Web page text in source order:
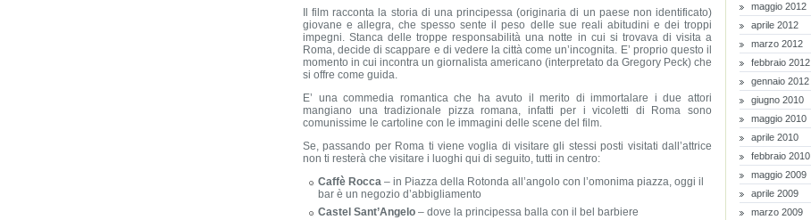
Il film racconta la storia di una principessa (originaria di un paese non identificato)
giovane e allegra, che spesso sente il peso delle sue reali abitudini e dei troppi
impegni. Stanca delle troppe responsabilità una notte in cui si trovava di visita a
Roma, decide di scappare e di vedere la città come un’incognita. E’ proprio questo il
momento in cui incontra un giornalista americano (interpretato da Gregory Peck) che
si offre come guida.
E’ una commedia romantica che ha avuto il merito di immortalare i due attori
mangiano una tradizionale pizza romana, infatti per i vicoletti di Roma sono
comunissime le cartoline con le immagini delle scene del film.
Se, passando per Roma ti viene voglia di visitare gli stessi posti visitati dall’attrice
non ti resterà che visitare i luoghi qui di seguito, tutti in centro:
Caffè Rocca – in Piazza della Rotonda all’angolo con l’omonima piazza, oggi il
bar è un negozio d’abbigliamento
Castel Sant’Angelo – dove la principessa balla con il bel barbiere
maggio 2012
aprile 2012
marzo 2012
febbraio 2012
gennaio 2012
giugno 2010
maggio 2010
aprile 2010
febbraio 2010
maggio 2009
aprile 2009
marzo 2009